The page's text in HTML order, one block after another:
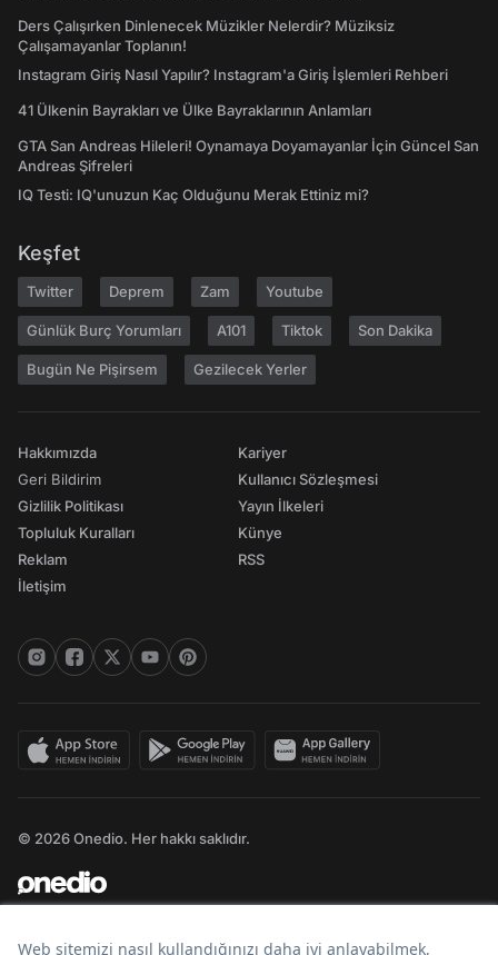
Ders Çalışırken Dinlenecek Müzikler Nelerdir? Müziksiz
Çalışamayanlar Toplanın!
Instagram Giriş Nasıl Yapılır? Instagram'a Giriş İşlemleri Rehberi
41 Ülkenin Bayrakları ve Ülke Bayraklarının Anlamları
GTA San Andreas Hileleri! Oynamaya Doyamayanlar İçin Güncel San
Andreas Şifreleri
IQ Testi: IQ'unuzun Kaç Olduğunu Merak Ettiniz mi?
Keşfet
Twitter Deprem Zam Youtube
Günlük Burç Yorumları A101 Tiktok Son Dakika
Bugün Ne Pişirsem Gezilecek Yerler
Hakkımızda
Geri Bildirim
Gizlilik Politikası
Topluluk Kuralları
Reklam
İletişim
Kariyer
Kullanıcı Sözleşmesi
Yayın İlkeleri
Künye
RSS
© 2026 Onedio. Her hakkı saklıdır.